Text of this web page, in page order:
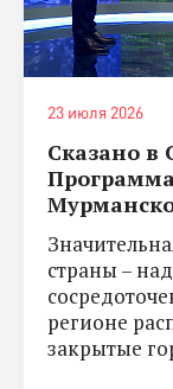
23 июля 2026
Сказано в
страны –
регионе
закрытые